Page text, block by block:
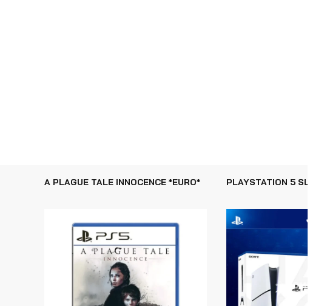
A PLAGUE TALE INNOCENCE *EURO* PLAYSTATION 5 SLIM